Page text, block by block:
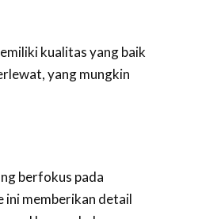
kualitas yang baik
yang mungkin
berfokus pada
memberikan detail